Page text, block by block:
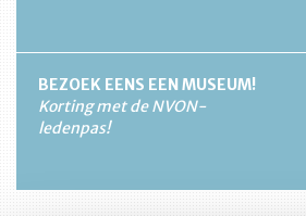
BEZOEK EENS EEN MUSEUM!
Korting met de NVON-
ledenpas!